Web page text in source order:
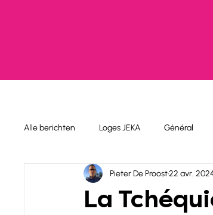
Alle berichten Loges JEKA Général
La
Pieter De Proost22 avr.